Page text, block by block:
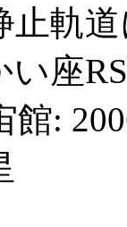
止軌
座
館: